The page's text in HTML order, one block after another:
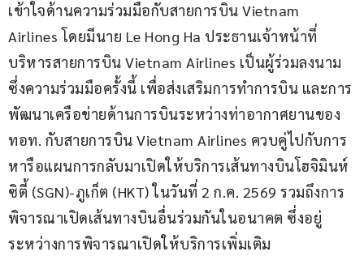
เข้าใจด้านความร่วมมือกับสายการบิน Vietnam
Airlines โดยมีนาย Le Hong Ha ประธานเจ้าหน้าที่
บริหารสายการบิน Vietnam Airlines เป็นผู้ร่วมลงนาม
ซึ่งความร่วมมือครั้งนี้ เพื่อส่งเสริมการทำการบิน และการ
พัฒนาเครือข่ายด้านการบินระหว่างท่าอากาศยานของ
ทอท. กับสายการบิน Vietnam Airlines ควบคู่ไปกับการ
หารือแผนการกลับมาเปิดให้บริการเส้นทางบินโฮจิมินห์
ซิตี้ (SGN)-ภูเก็ต (HKT) ในวันที่ 2 ก.ค. 2569 รวมถึงการ
พิจารณาเปิดเส้นทางบินอื่นร่วมกันในอนาคต ซึ่งอยู่
ระหว่างการพิจารณาเปิดให้บริการเพิ่มเติม